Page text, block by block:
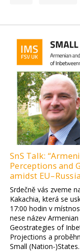
SnS Talk:
Perceptions and
amidst
Srdečně vás zveme
Kakachia, která se
17:00 hodin v
nese název
Geostrategies of
Projections a
Small (Nation-)States.